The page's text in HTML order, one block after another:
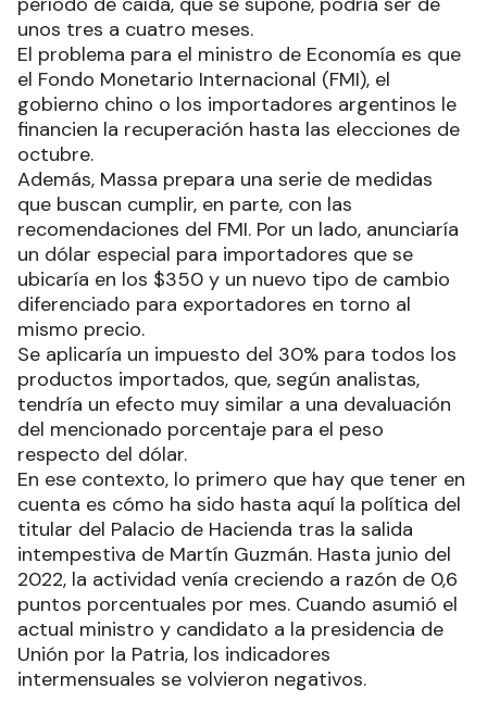
unos tres a cuatro meses.
El problema para el ministro de Economía es que
el Fondo Monetario Internacional (FMI), el
gobierno chino o los importadores argentinos le
financien la recuperación hasta las elecciones de
octubre.
Además, Massa prepara una serie de medidas
que buscan cumplir, en parte, con las
recomendaciones del FMI. Por un lado, anunciaría
un dólar especial para importadores que se
ubicaría en los $350 y un nuevo tipo de cambio
diferenciado para exportadores en torno al
mismo precio.
Se aplicaría un impuesto del 30% para todos los
productos importados, que, según analistas,
tendría un efecto muy similar a una devaluación
del mencionado porcentaje para el peso
respecto del dólar.
En ese contexto, lo primero que hay que tener en
cuenta es cómo ha sido hasta aquí la política del
titular del Palacio de Hacienda tras la salida
intempestiva de Martín Guzmán. Hasta junio del
2022, la actividad venía creciendo a razón de 0,6
puntos porcentuales por mes. Cuando asumió el
actual ministro y candidato a la presidencia de
Unión por la Patria, los indicadores
intermensuales se volvieron negativos.